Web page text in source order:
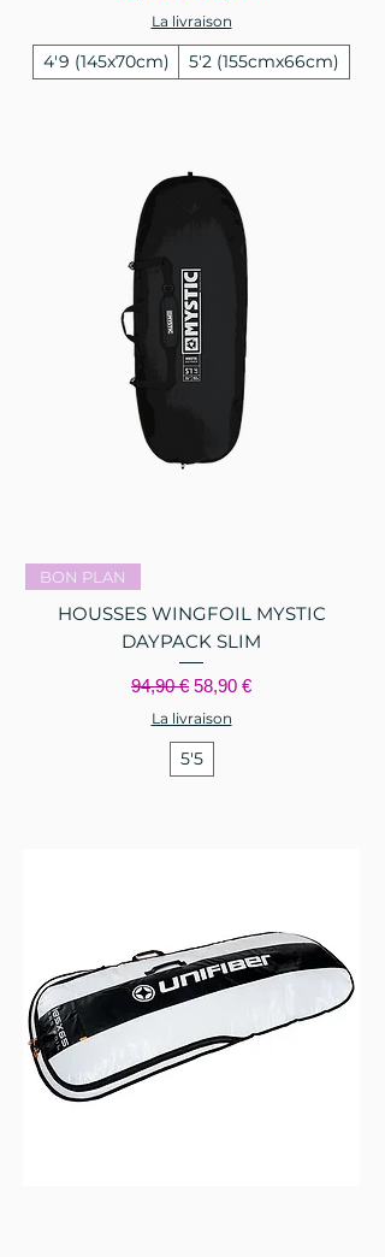
La livraison
4'9 (145x70cm) 5'2 (155cmx66cm)
BON PLAN
HOUSSES WINGFOIL MYSTIC
DAYPACK SLIM
Prix original
94,90 € Prix promotionnel
58,90 €
La livraison
5'5